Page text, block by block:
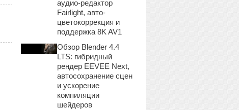
аудио-редактор
Fairlight, авто-
цветокоррекция и
поддержка 8K AV1
Обзор Blender 4.4
LTS: гибридный
рендер EEVEE Next,
автосохранение сцен
и ускорение
компиляции
шейдеров